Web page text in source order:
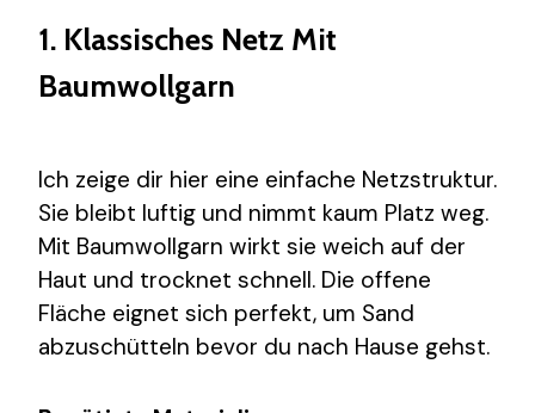
1. Klassisches Netz Mit
Baumwollgarn
Ich zeige dir hier eine einfache Netzstruktur.
Sie bleibt luftig und nimmt kaum Platz weg.
Mit Baumwollgarn wirkt sie weich auf der
Haut und trocknet schnell. Die offene
Fläche eignet sich perfekt, um Sand
abzuschütteln bevor du nach Hause gehst.